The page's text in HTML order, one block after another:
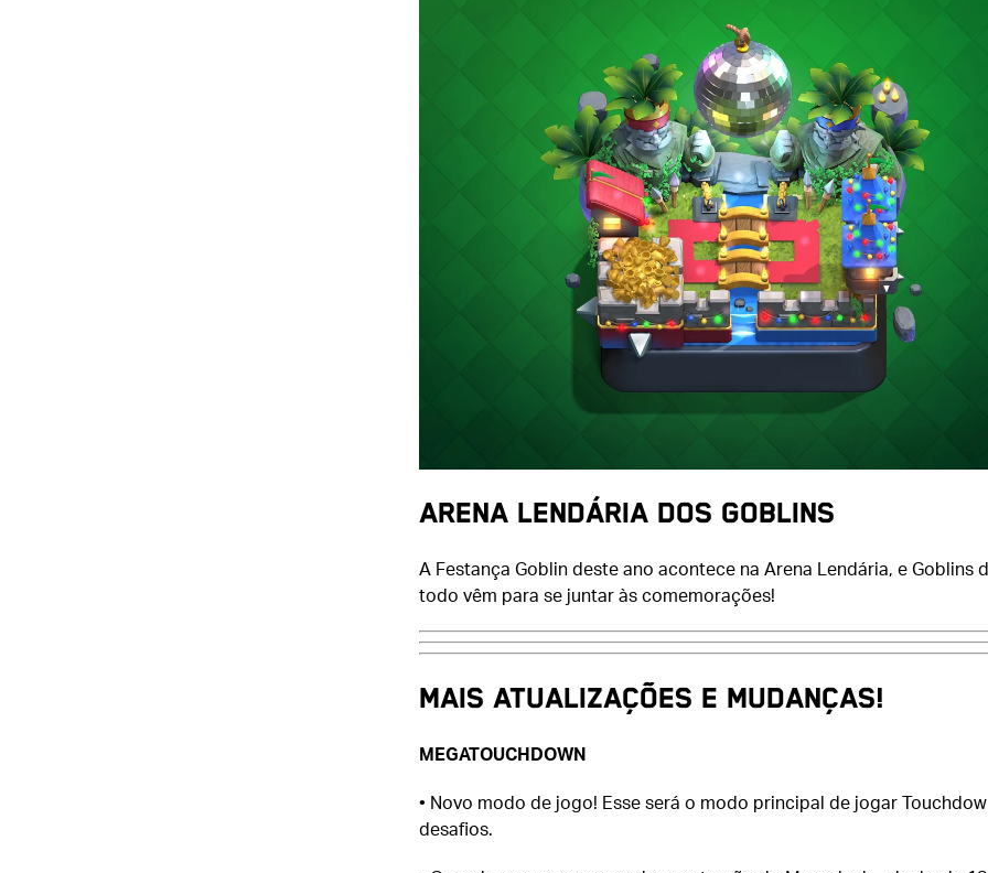
ARENA LENDÁRIA DOS GOBLINS
A Festança Goblin deste ano acontece na Arena Lendária, e Goblins
todo vêm para se juntar às comemorações!
MAIS ATUALIZAÇÕES E MUDANÇAS!
MEGATOUCHDOWN
• Novo modo de jogo! Esse será o modo principal de jogar
desafios.